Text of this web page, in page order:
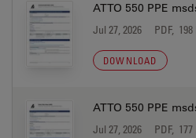
ATTO 550 PPE
Jul 27, 2026 PDF, 198
DOWNLOAD
ATTO 550 PPE
Jul 27, 2026 PDF, 177